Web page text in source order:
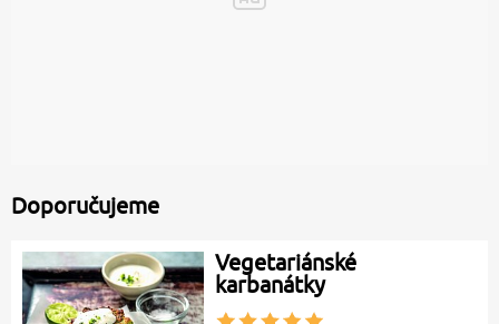
Doporučujeme
Vegetariánské
karbanátky